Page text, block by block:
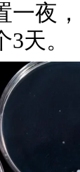
一夜
天。